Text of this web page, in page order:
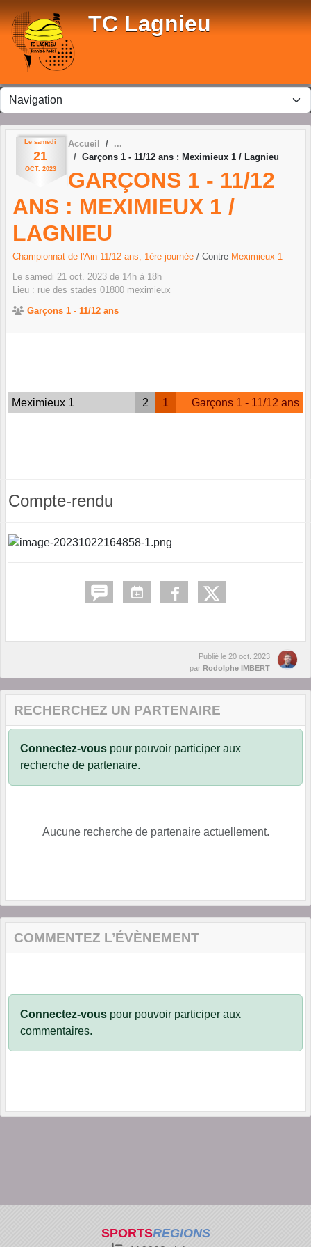
TC Lagnieu
Le samedi
21
OCT. 2023
Accueil
Garçons 1 - 11/12 ans : Meximieux 1 / Lagnieu
GARÇONS 1 - 11/12
ANS : MEXIMIEUX 1 /
LAGNIEU
Championnat de l'Ain 11/12 ans, 1ère journée / Contre Meximieux 1
Le samedi 21 oct. 2023 de 14h à 18h
Lieu : rue des stades 01800 meximieux
Garçons 1 - 11/12 ans
Meximieux 1 2 1 Garçons 1 - 11/12 ans
Compte-rendu
Publié le 20 oct. 2023
par Rodolphe IMBERT
RECHERCHEZ UN PARTENAIRE
Connectez-vous pour pouvoir participer aux
recherche de partenaire.
Aucune recherche de partenaire actuellement.
COMMENTEZ L’ÉVÈNEMENT
Connectez-vous pour pouvoir participer aux
commentaires.
SPORTSREGIONS